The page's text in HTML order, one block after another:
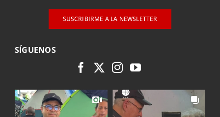
SUSCRIBIRME A LA NEWSLETTER
SÍGUENOS